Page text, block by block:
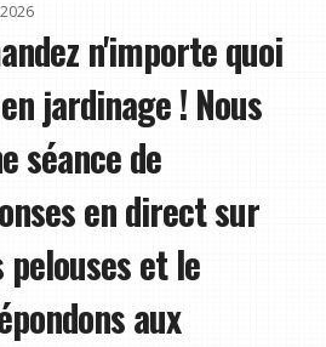
n'importe quoi
jardinage ! Nous
séance de
en direct sur
et le
aux